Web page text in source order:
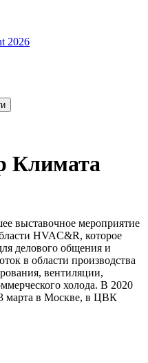
2026
Климата
мероприятие
HVAC&R, которое
делового общения и
в области производства
вентиляции,
холода. В 2020
марта в Москве, в ЦВК